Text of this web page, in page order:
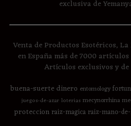
exclusiva de
Venta de Productos Esotéricos,
en España más de 7000
Artículos exclusivos y
buena-suertedinero entomology
juegos-de-azar loterias mecynorrhina
proteccion raiz-magica raiz-mano-